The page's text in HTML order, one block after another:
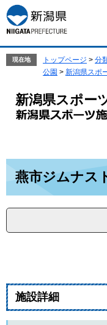
ー
ジ
の
す。
ニ
ュ
ー
現在地 トップページ > 分
公園 > 新潟県スポ
新潟県スポー
燕市ジムナス
施設詳細